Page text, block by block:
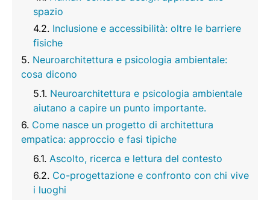
spazio
Inclusione e accessibilità: oltre le barriere
fisiche
Neuroarchitettura e psicologia ambientale:
cosa dicono
Neuroarchitettura e psicologia ambientale
aiutano a capire un punto importante.
Come nasce un progetto di architettura
empatica: approccio e fasi tipiche
Ascolto, ricerca e lettura del contesto
Co-progettazione e confronto con chi vive
i luoghi